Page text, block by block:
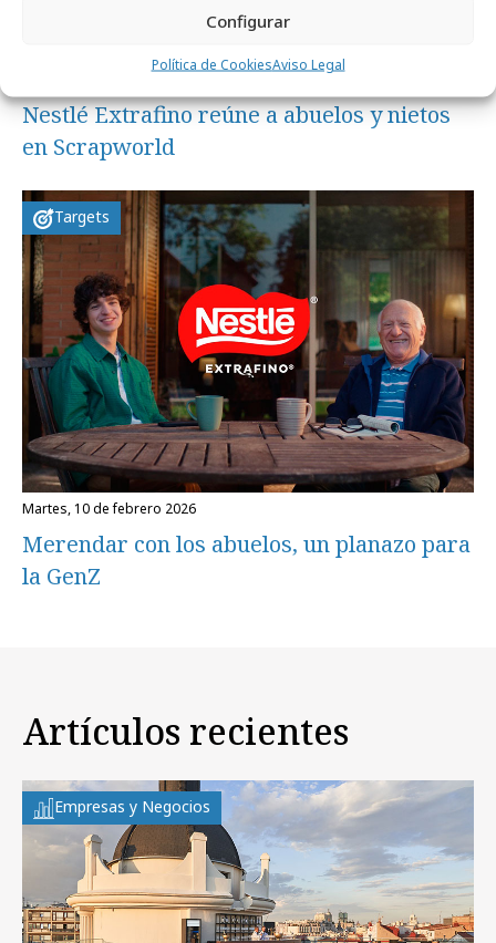
Configurar
Política de CookiesAviso Legal
Nestlé Extrafino reúne a abuelos y nietos
en Scrapworld
Targets
martes, 10 de febrero 2026
Merendar con los abuelos, un planazo para
la GenZ
Artículos recientes
Empresas y Negocios